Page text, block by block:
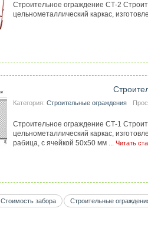
Строительное ограждение СТ-2
цельнометаллический каркас,
Категория: Строительные ограждения
Строительное ограждение СТ-1
цельнометаллический каркас,
рабица, с ячейкой 50х50 мм ... Читать
Стоимость забора Строительные